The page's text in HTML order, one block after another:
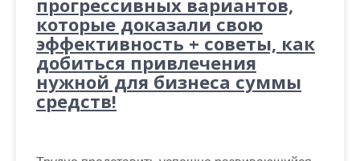
прогрессивных вариантов,
которые доказали свою
эффективность + советы, как
добиться привлечения
нужной для бизнеса суммы
средств!